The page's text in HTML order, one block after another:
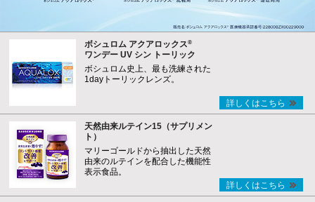
ボシュロム アクアロックス®
ワンデー UV シン トーリック
ボシュロム史上、最も洗練された
1dayトーリックレンズ。
詳しくはこちら
天然由来ルテイン15（サプリメン
ト）
マリーゴールドから抽出した天然
由来のルテインを配合した機能性
表示食品。
詳しくはこちら